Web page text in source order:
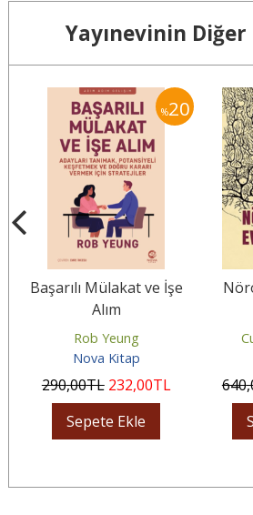
Yayınevinin
İşe
20
Nörobilimin Evrimi
Cumhur Ertekin
Nova Kitap
640,00TL512,00
Sepete Ekle